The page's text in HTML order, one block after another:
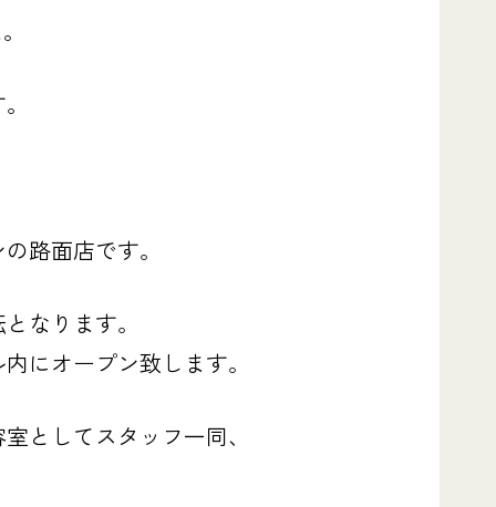
路面店です。
なります。
にオープン致します。
としてスタッフ一同、